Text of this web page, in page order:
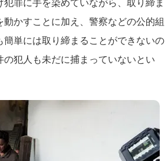
罪に手を染めていながら、取り締ま
かすことに加え、警察などの公的組
単には取り締まることができないの
犯人も未だに捕まっていないとい